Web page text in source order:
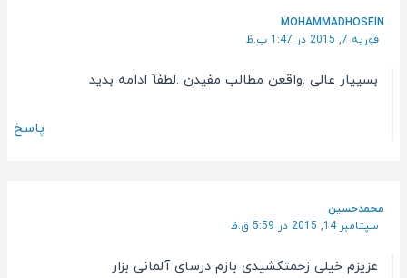
MOHAMMADHOSEIN
فوریه 7, 2015 در 1:47 ب.ظ
بسییار عالی .واقعن مطالب مفیدن .لطفآ ادامه بدید
پاسخ
محمدحسین
سپتامبر 14, 2015 در 5:59 ق.ظ
عزیزم خیلی زحمتکشیدی بازم درسای آلمانی بزار